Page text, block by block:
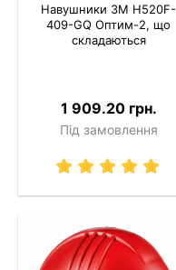
Навушники 3M H520F-
409-GQ Оптим-2, що
складаються
1 909.20 грн.
Під замовлення